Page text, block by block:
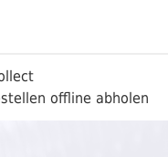
offline abholen